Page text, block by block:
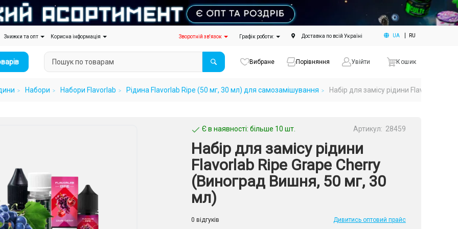
Знижки та опт Корисна інформація Зворотній зв'язок Графік роботи: Доставка по всій Україні UA RU
Вибране Порівняння Увійти Кошик
Набори Набори Flavorlab Рідина Flavorlab Ripe (50 мг, 30 мл) для самозамішування Набір для замісу рідини Flavorlab
Є в наявності: більше 10 шт. Артикул: 28459
Набір для замісу рідини
Flavorlab Ripe Grape Cherry
(Виноград Вишня, 50 мг, 30
мл)
0 відгуків Дивитись оптовий прайс